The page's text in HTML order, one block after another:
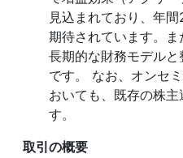
見込まれており、年
期待されています。
長期的な財務モデル
です。 なお、オンセ
おいても、既存の株
す。
取引の概要